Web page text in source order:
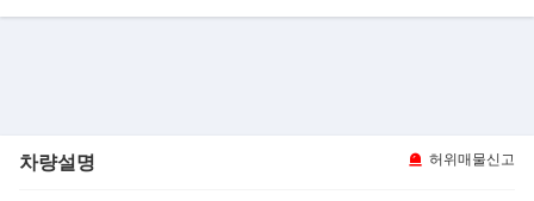
차량설명 허위매물신고